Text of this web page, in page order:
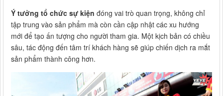
Ý tưởng tổ chức sự kiện đóng vai trò quan trọng, không chỉ
tập trung vào sản phẩm mà còn cần cập nhật các xu hướng
mới để tạo ấn tượng cho người tham gia. Một kịch bản có chiều
sâu, tác động đến tâm trí khách hàng sẽ giúp chiến dịch ra mắt
sản phẩm thành công hơn.